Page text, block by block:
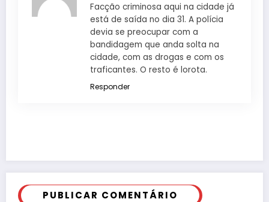
Facção criminosa aqui na cidade já
está de saída no dia 31. A polícia
devia se preocupar com a
bandidagem que anda solta na
cidade, com as drogas e com os
traficantes. O resto é lorota.
Responder
PUBLICAR COMENTÁRIO